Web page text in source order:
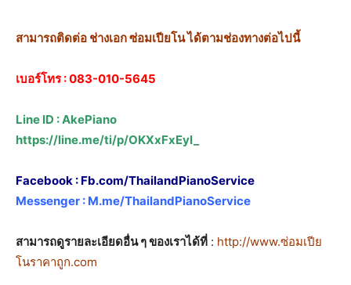
สามารถติดต่อ ช่างเอก ซ่อมเปียโน ได้ตามช่องทางต่อไปนี้
เบอร์โทร :083-010-5645
Line ID : AkePiano
https://line.me/ti/p/OKXxFxEyI_
Facebook : Fb.com/ThailandPianoService
Messenger : M.me/ThailandPianoService
สามารถดูรายละเอียดอื่น ๆ ของเราได้ที่ : http://www.ซ่อมเปีย
โนราคาถูก.com